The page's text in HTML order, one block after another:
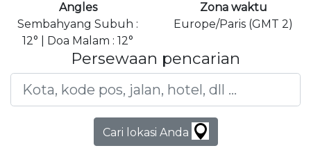
Angles
Sembahyang Subuh :
12° | Doa Malam : 12°
Zona waktu
Europe/Paris (GMT 2)
Persewaan pencarian
Cari lokasi Anda